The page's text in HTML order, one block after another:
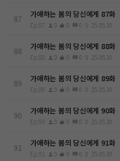
87 가애하는 봄의 당신에게 87화
Ep.87 0 0 0 0 25.05.30
88 가애하는 봄의 당신에게 88화
Ep.88 0 0 0 0 25.05.30
89 가애하는 봄의 당신에게 89화
Ep.89 0 0 0 0 25.05.30
90 가애하는 봄의 당신에게 90화
Ep.90 0 0 0 0 25.05.30
91 가애하는 봄의 당신에게 91화
Ep.91 0 0 0 0 25.05.30